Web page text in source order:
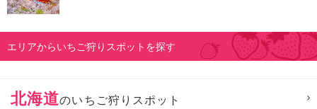
エリアからいちご狩りスポットを探す
北海道のいちご狩りスポット